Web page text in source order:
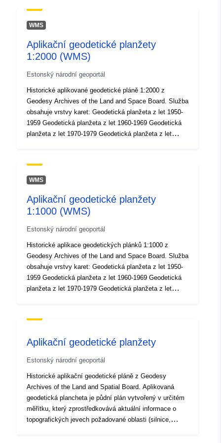
uriRef:
WMS
Aplikační geodetické planžety
1:2000 (WMS)
Estonský národní geoportál
Historické aplikované geodetické pláně 1:2000 z
Geodesy Archives of the Land and Space Board. Služba
obsahuje vrstvy karet: Geodetická planžeta z let 1950-
1959 Geodetická planžeta z let 1960-1969 Geodetická
planžeta z let 1970-1979 Geodetická planžeta z let
vytvořený v určitém měřítku, který zprostředkovává
aktuální informace o topografických jevech požadované
atd.). Planchettes byly jedním z výstupů aplikovaných
geodetických prací. Historické planžety mohou být na
Většina záznamů Geodesy Archives of the Land and
Space Board pochází od Nadace RAS REI Geodesy
Foundation a Technického archivu. Nejstarší aplikované
geodetické pláně pocházejí z 50. let 20. století.
Planchettes jsou georeferenční a viditelné a lze je
stáhnout v aplikaci geodetické planchette mapové
WMS
Aplikační geodetické planžety
1:1000 (WMS)
Estonský národní geoportál
Historické aplikace geodetických plánků 1:1000 z
Geodesy Archives of the Land and Space Board. Služba
obsahuje vrstvy karet: Geodetická planžeta z let 1950-
1959 Geodetická planžeta z let 1960-1969 Geodetická
planžeta z let 1970-1979 Geodetická planžeta z let
vytvořený v určitém měřítku, který zprostředkovává
oblasti (silnice, budovy, stromy, zařízení, komunikace
geodetických prací. Historické planžety mohou být na
pevném místě, v papírové podobě nebo na filmu.
Většina záznamů Geodesy Archives of the Land and
Space Board pochází od Nadace RAS REI Geodesy
Foundation a Technického archivu. Nejstarší aplikované
geodetické pláně pocházejí z 50. let 20. století.
Aplikační geodetické planžety
Estonský národní geoportál
Historické aplikační geodetické pláně z Geodesy
Archives of the Land and Spatial Board. Aplikovaná
geodetická plancheta je půdní plán vytvořený v určitém
měřítku, který zprostředkovává aktuální informace o
topografických jevech požadované oblasti (silnice,